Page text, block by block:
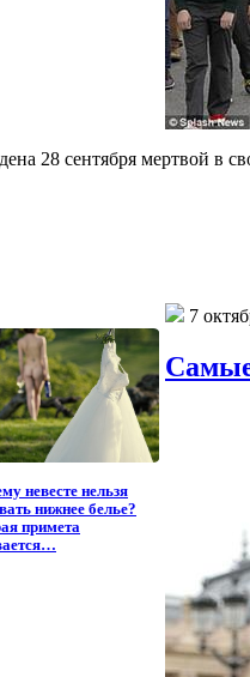
28 сентября мертвой в
невесте нельзя
нижнее белье?
примета
7